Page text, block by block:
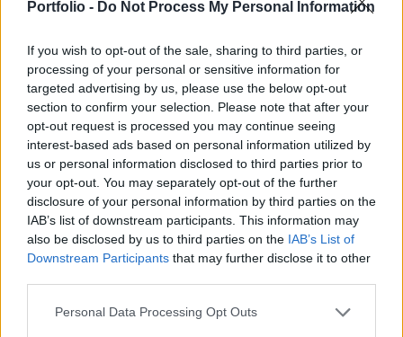
Portfolio - Do Not Process My Personal Information
If you wish to opt-out of the sale, sharing to third parties, or
processing of your personal or sensitive information for
targeted advertising by us, please use the below opt-out
section to confirm your selection. Please note that after your
opt-out request is processed you may continue seeing
interest-based ads based on personal information utilized by
us or personal information disclosed to third parties prior to
your opt-out. You may separately opt-out of the further
disclosure of your personal information by third parties on the
IAB’s list of downstream participants. This information may
also be disclosed by us to third parties on the IAB’s List of
Downstream Participants that may further disclose it to other
Personal Data Processing Opt Outs
megviselik a befektetők kockázati étvágyat, ezért
Portfolio Investment Day 2026Október 21-én jön a Portfolio
Investment Day 2026, ahol a piac vezető szakértőivel
keressük a választ a befektetőket leginkább foglalkoztató
kérdésekre. Meddig tarthat az AI-rali, kik lehetnek a
következő évek nyertesei, mire számíthatunk a részvény-,
kötvény-, nyersanyag- és kriptopiacokon, és hogyan
érdemes portfóliót építeni egy gyorsan változó...
KEDVES OLVASÓNK!
A keresett cikk a portfolio.hu hírarchívumához
tartozik, melynek olvasása előfizetéses